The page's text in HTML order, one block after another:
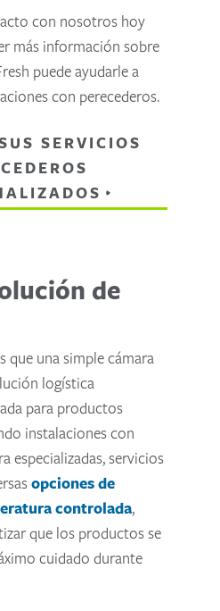
con nosotros hoy
más información sobre
puede ayudarle a
con perecederos.
SERVICIOS
de
que una simple cámara
logística
para productos
instalaciones con
especializadas, servicios
opciones de
controlada,
que los productos se
cuidado durante